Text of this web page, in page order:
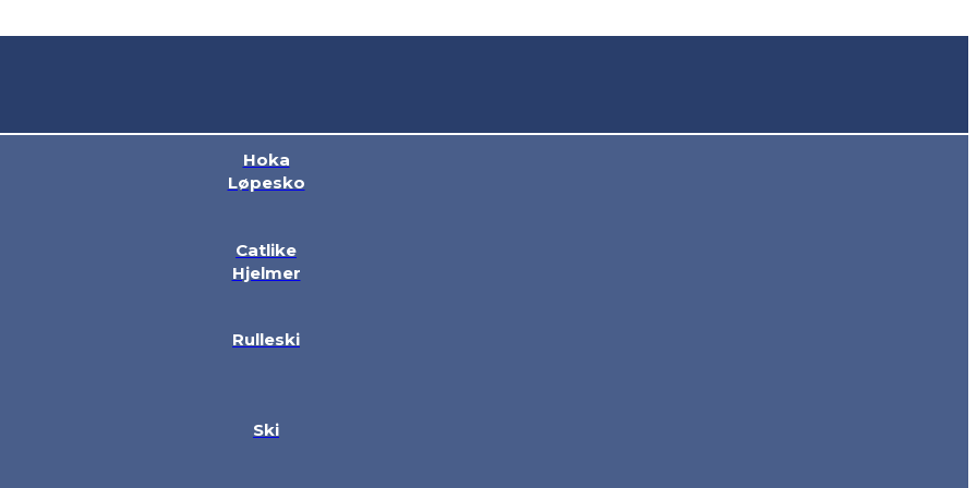
Hoka
Løpesko
Catlike
Hjelmer
Rulleski
Ski